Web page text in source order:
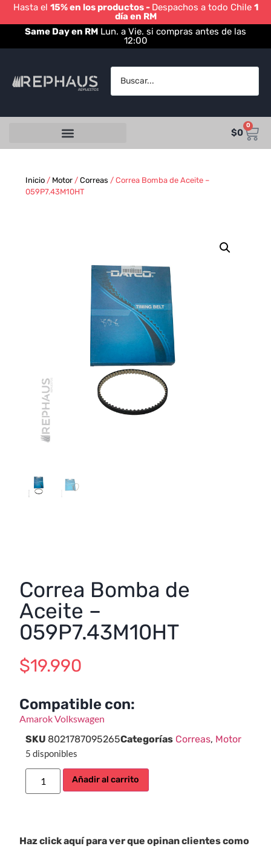
Hasta el 15% en los productos - Despachos a todo Chile 1
día en RM
Same Day en RM Lun. a Vie. si compras antes de las
12:00
$0
0
Inicio / Motor / Correas / Correa Bomba de Aceite –
059P7.43M10HT
Correa Bomba de
Aceite –
059P7.43M10HT
$19.990
Compatible con:
AmarokVolkswagen
SKU 8021787095265Categorías Correas, Motor
5 disponibles
Añadir al carrito
Haz click aquí para ver que opinan clientes como